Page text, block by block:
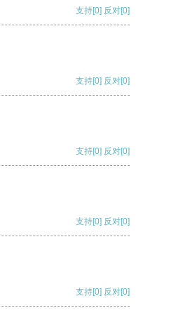
支持[0] 反对[0]
支持[0] 反对[0]
支持[0] 反对[0]
支持[0] 反对[0]
支持[0] 反对[0]